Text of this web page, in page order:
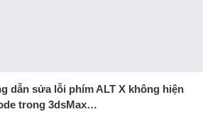
dẫn sửa lỗi phím ALT X không hiện
trong 3dsMax…